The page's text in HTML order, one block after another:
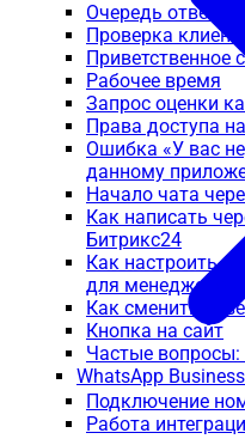
Очередь
Проверка
Приветственное
Рабочее время
Запрос оценки
Права доступа
Ошибка «У вас
данному
Начало чата
Как написать
Битрикс24
Как настроить
для менеджеров
Как сменить
Кнопка на сайт
Частые вопросы:
WhatsApp
Подключение
Работа